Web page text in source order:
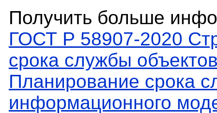
Получить больше
ГОСТ Р 58907-2020
срока службы
Планирование срока
информационного